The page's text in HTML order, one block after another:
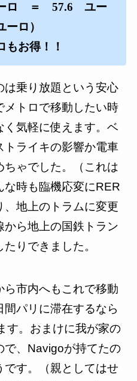
ロ ＝ 57.6 ユー
ーロ）
お得！！
は乗り放題という安心
メトロで移動したい時
く気軽に使えます。ベ
トライキの影響か電車
ちゃでした。（これは
な時も臨機応変にRER
、地上のトラムに変更
から地上の国鉄トラン
りできました。
市内へもこれで移動
パリに滞在するなら
す。おまけに我が家の
で、Navigoが持てたの
です。（親としてはせ